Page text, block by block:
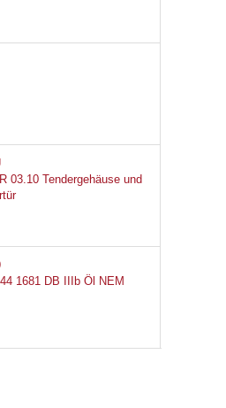
03.10 Tendergehäuse und
1681 DB IIIb Öl NEM